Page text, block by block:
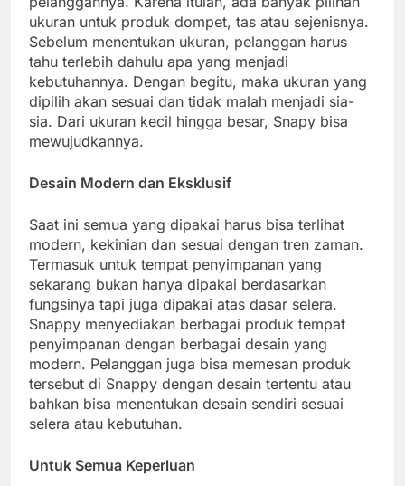
ukuran untuk produk dompet, tas atau sejenisnya.
Sebelum menentukan ukuran, pelanggan harus
tahu terlebih dahulu apa yang menjadi
kebutuhannya. Dengan begitu, maka ukuran yang
dipilih akan sesuai dan tidak malah menjadi sia-
sia. Dari ukuran kecil hingga besar, Snapy bisa
mewujudkannya.
Desain Modern dan Eksklusif
Saat ini semua yang dipakai harus bisa terlihat
modern, kekinian dan sesuai dengan tren zaman.
Termasuk untuk tempat penyimpanan yang
sekarang bukan hanya dipakai berdasarkan
fungsinya tapi juga dipakai atas dasar selera.
Snappy menyediakan berbagai produk tempat
penyimpanan dengan berbagai desain yang
modern. Pelanggan juga bisa memesan produk
tersebut di Snappy dengan desain tertentu atau
bahkan bisa menentukan desain sendiri sesuai
selera atau kebutuhan.
Untuk Semua Keperluan